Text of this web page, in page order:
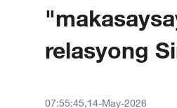
relasyong
07:55:45,14-May-2026